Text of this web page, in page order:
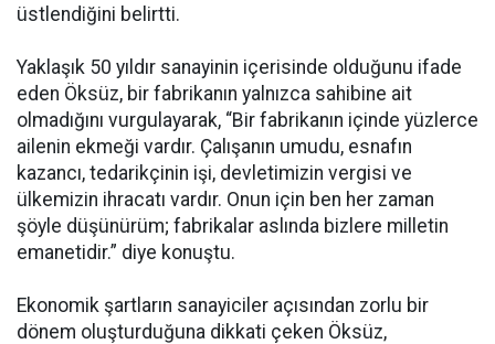
üstlendiğini belirtti.
Yaklaşık 50 yıldır sanayinin içerisinde olduğunu ifade
eden Öksüz, bir fabrikanın yalnızca sahibine ait
olmadığını vurgulayarak, “Bir fabrikanın içinde yüzlerce
ailenin ekmeği vardır. Çalışanın umudu, esnafın
kazancı, tedarikçinin işi, devletimizin vergisi ve
ülkemizin ihracatı vardır. Onun için ben her zaman
şöyle düşünürüm; fabrikalar aslında bizlere milletin
emanetidir.” diye konuştu.
Ekonomik şartların sanayiciler açısından zorlu bir
dönem oluşturduğuna dikkati çeken Öksüz,